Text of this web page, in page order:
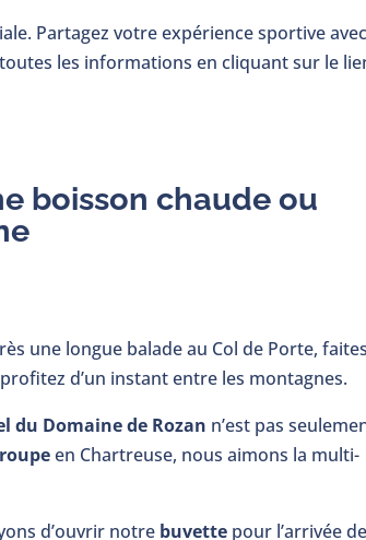
Partagez votre expérience sportive
les informations en cliquant sur le
boisson chaude ou
une longue balade au Col de Porte,
d’un instant entre les montagnes.
du Domaine de Rozan n’est pas
en Chartreuse, nous aimons la multi-
d’ouvrir notre buvette pour l’arrivée